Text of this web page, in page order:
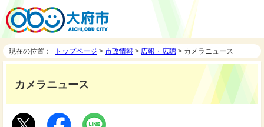
現在の位置： トップページ > 市政情報 > 広報・広聴 > カメラニュース
カメラニュース